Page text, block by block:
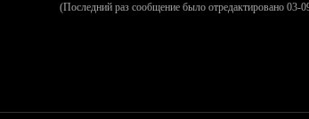
(Последний раз сообщение было отредактировано 03-